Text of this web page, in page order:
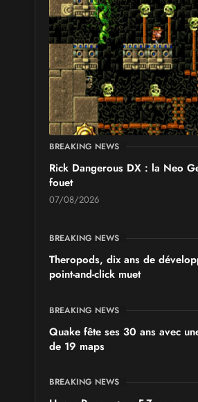
les 19 et 20 septembre 2026 - à
SALONS & CONVENTIONS GEEKS
Japan Manga Wave Colmar
les 19 et 20 septembre 2026 - à
BREAKING NEWS
Rick Dangerous DX : la Neo
fouet
07/08/2026
BREAKING NEWS
Theropods, dix ans de
point-and-click muet
BREAKING NEWS
Quake fête ses 30 ans avec
de 19 maps
BREAKING NEWS